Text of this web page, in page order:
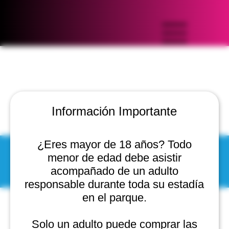
Información Importante
¿Eres mayor de 18 años? Todo
menor de edad debe asistir
acompañado de un adulto
responsable durante toda su estadía
en el parque.
Solo un adulto puede comprar las
© 2025 by Scantastic.